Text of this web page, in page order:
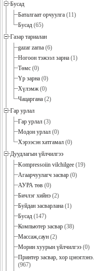
Бусад
Баталгаат орчуулга (11)
Бусад (65)
Газар тариалан
gazar zarna (6)
Ногоон тэжээл зарна (1)
Төмс (0)
Үр зарна (0)
Хүлэмж(0)
Чацаргана (2)
Гар урлал
Гар урлал (3)
Модон урлал (0)
Хэрээсэн хатгамал (0)
Дуудлагын үйлчилгээ
Kompressoiin vilchilgee (19)
Агаарчуулагч засвар (0)
АУРА төв (0)
Бичлэг хийнэ (2)
Буйдан засварлана (1)
Бусад (147)
Компьютер засвар (38)
Массаж,саун (2)
Морин хуурын үйлчилгээ (0)
Принтер засвар, хор цэнэглэнэ.
(967)